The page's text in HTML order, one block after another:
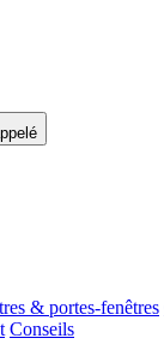
& portes-fenêtres
Conseils